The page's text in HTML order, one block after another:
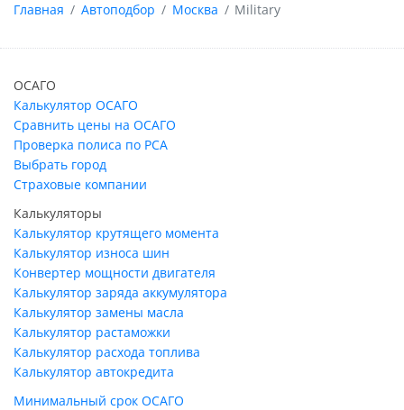
Главная Автоподбор Москва Military
ОСАГО
Калькулятор ОСАГО
Сравнить цены на ОСАГО
Проверка полиса по РСА
Выбрать город
Страховые компании
Калькуляторы
Калькулятор крутящего момента
Калькулятор износа шин
Конвертер мощности двигателя
Калькулятор заряда аккумулятора
Калькулятор замены масла
Калькулятор растаможки
Калькулятор расхода топлива
Калькулятор автокредита
Минимальный срок ОСАГО